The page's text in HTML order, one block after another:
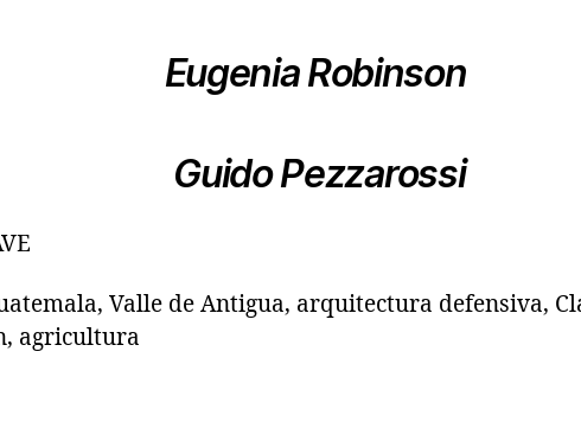
Eugenia Robinson
Guido Pezzarossi
Valle de Antigua, arquitectura defensiva,
agricultura